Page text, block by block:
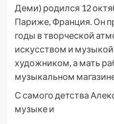
Деми) родился 12
Париже, Франция. Он
годы в творческой
искусством и
художником, а мать
музыкальном
С самого детства
музыке и